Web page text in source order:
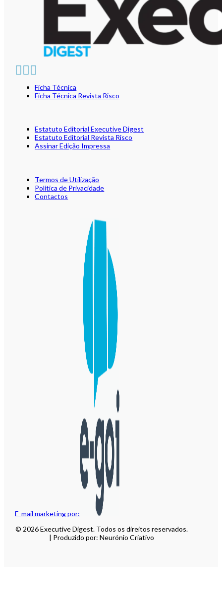
E-mail marketing por:
Ficha Técnica
Ficha Técnica Revista Risco
Estatuto Editorial Executive Digest
Estatuto Editorial Revista Risco
Assinar Edição Impressa
Termos de Utilização
Política de Privacidade
Contactos
© 2026 Executive Digest. Todos os direitos reservados.
| Produzido por: Neurónio Criativo